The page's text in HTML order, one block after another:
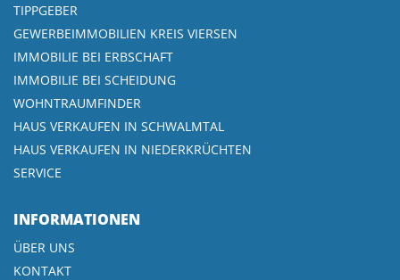
TIPPGEBER
GEWERBEIMMOBILIEN KREIS VIERSEN
IMMOBILIE BEI ERBSCHAFT
IMMOBILIE BEI SCHEIDUNG
WOHNTRAUMFINDER
HAUS VERKAUFEN IN SCHWALMTAL
HAUS VERKAUFEN IN NIEDERKRÜCHTEN
SERVICE
INFORMATIONEN
ÜBER UNS
KONTAKT